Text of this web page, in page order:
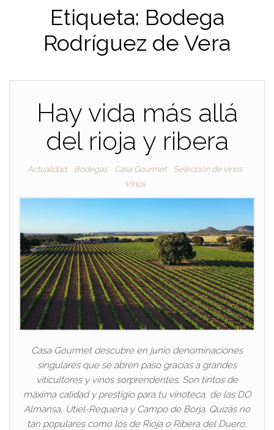
Etiqueta: Bodega
Rodríguez de Vera
Hay vida más allá
del rioja y ribera
Actualidad Bodegas Casa Gourmet
Selección de vinos
Vinos
Casa Gourmet descubre en junio denominaciones
singulares que se abren paso gracias a grandes
viticultores y vinos sorprendentes. Son tintos de
máxima calidad y prestigio para tu vinoteca, de las DO
Almansa, Utiel-Requena y Campo de Borja. Quizás no
tan populares como los de Rioja o Ribera del Duero,